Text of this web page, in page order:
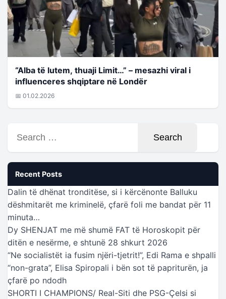
“Alba të lutem, thuaji Limit…” – mesazhi viral i
influenceres shqiptare në Londër
📅 01.02.2026
for:
Recent Posts
Dalin të dhënat tronditëse, si i kërcënonte Balluku
dëshmitarët me kriminelë, çfarë foli me bandat për 11
minuta…
Dy SHENJAT me më shumë FAT të Horoskopit për
ditën e nesërme, e shtunë 28 shkurt 2026
“Ne socialistët ia fusim njëri-tjetrit!”, Edi Rama e shpalli
“non-grata”, Elisa Spiropali i bën sot të papriturën, ja
çfarë po ndodh
SHORTI I CHAMPIONS/ Real-Siti dhe PSG-Çelsi si